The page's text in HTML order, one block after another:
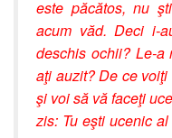
este păcătos, nu
acum văd. Deci i-
deschis ochii? Le-a
aţi auzit? De ce
şi voi să vă faceţi
zis: Tu eşti ucenic